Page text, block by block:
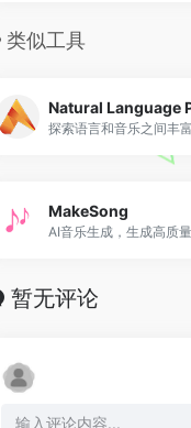
类似工具
MakeSong
暂无评论